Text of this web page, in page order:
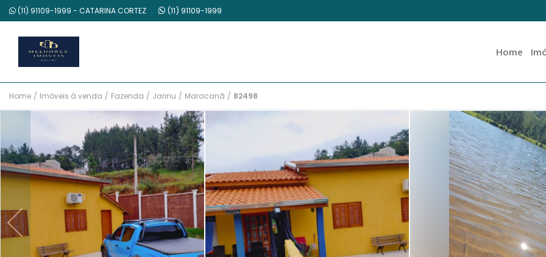
(11) 91109-1999 - CATARINA CORTEZ (11) 91109-1999
Home
Home / Imóveis à venda / Fazenda / Jarinu / Maracanã / 82498